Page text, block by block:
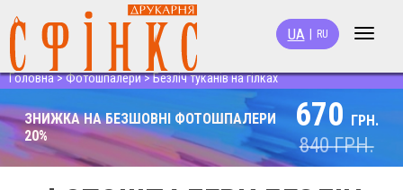
Toggle
UA RU
Головна>Фотошпалери>Безліч туканів на гілках
ЗНИЖКА НА БЕЗШОВНІ ФОТОШПАЛЕРИ
20%
670 ГРН.
840ГРН.